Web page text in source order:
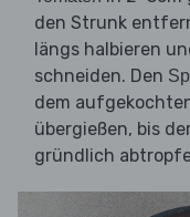
den Strunk
längs halbieren
schneiden. Den
dem
übergießen, bis
gründlich